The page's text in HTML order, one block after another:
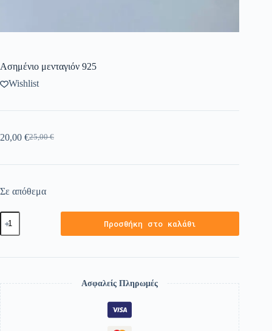
Ασημένιο μενταγιόν 925
Wishlist
25,00€
20,00 €
Σε απόθεμα
Προσθήκη στο καλάθι
Ασφαλείς Πληρωμές